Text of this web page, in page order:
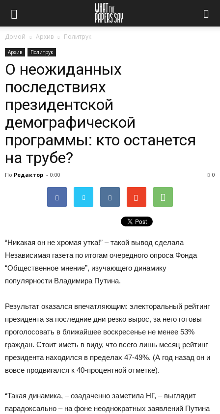
Домой Архив Политрук
Архив Политрук
О неожиданных
последствиях
президентской
демографической
программы: кто останется
на трубе?
По Редактор - 0:00 0
“Никакая он не хромая утка!” – такой вывод сделала
Независимая газета по итогам очередного опроса Фонда
“Общественное мнение”, изучающего динамику
популярности Владимира Путина.
Результат оказался впечатляющим: электоральный рейтинг
президента за последние дни резко вырос, за него готовы
проголосовать в ближайшее воскресенье не менее 53%
граждан. Стоит иметь в виду, что всего лишь месяц рейтинг
президента находился в пределах 47-49%. (А год назад он и
вовсе продвигался к 40-процентной отметке).
“Такая динамика, – озадаченно заметила НГ, – выглядит
парадоксально – на фоне неоднократных заявлений Путина